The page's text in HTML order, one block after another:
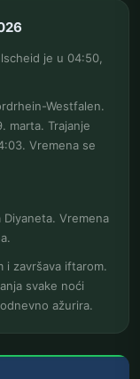
je u 04:50,
Westfalen.
marta. Trajanje
Vremena se
Vremena
i završava iftarom.
svake noći
ažurira.